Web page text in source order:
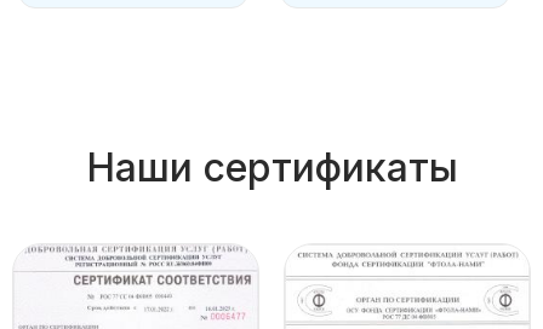
Наши сертификаты